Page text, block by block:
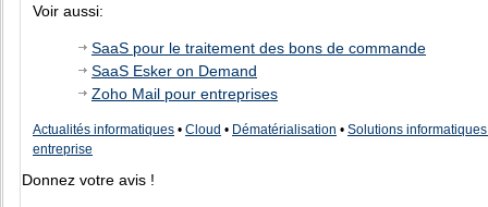
Voir aussi:
SaaS pour le traitement des bons de commande
SaaS Esker on Demand
Zoho Mail pour entreprises
Actualités informatiques • Cloud • Dématérialisation • Solutions
entreprise
Donnez votre avis !